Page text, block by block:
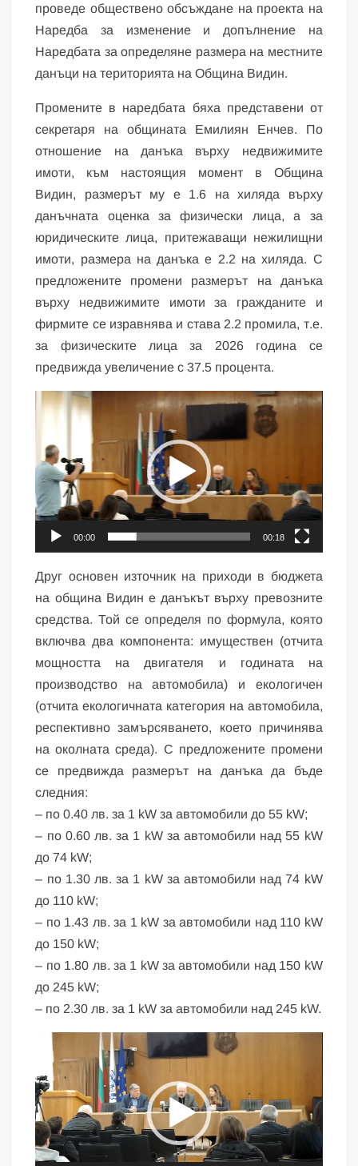
проведе обществено обсъждане на проекта на
Наредба за изменение и допълнение на
Наредбата за определяне размера на местните
данъци на територията на Община Видин.
Промените в наредбата бяха представени от
секретаря на общината Емилиян Енчев. По
отношение на данъка върху недвижимите
имоти, към настоящия момент в Община
Видин, размерът му е 1.6 на хиляда върху
данъчната оценка за физически лица, а за
юридическите лица, притежаващи нежилищни
имоти, размера на данъка е 2.2 на хиляда. С
предложените промени размерът на данъка
върху недвижимите имоти за гражданите и
фирмите се изравнява и става 2.2 промила, т.е.
за физическите лица за 2026 година се
предвижда увеличение с 37.5 процента.
Видео
00:00 00:18
Друг основен източник на приходи в бюджета
на община Видин е данъкът върху превозните
средства. Той се определя по формула, която
включва два компонента: имуществен (отчита
мощността на двигателя и годината на
производство на автомобила) и екологичен
(отчита екологичната категория на автомобила,
респективно замърсяването, което причинява
на околната среда). С предложените промени
се предвижда размерът на данъка да бъде
следния:
– по 0.40 лв. за 1 kW за автомобили до 55 kW;
– по 0.60 лв. за 1 kW за автомобили над 55 kW
до 74 kW;
– по 1.30 лв. за 1 kW за автомобили над 74 kW
до 110 kW;
– по 1.43 лв. за 1 kW за автомобили над 110 kW
до 150 kW;
– по 1.80 лв. за 1 kW за автомобили над 150 kW
до 245 kW;
– по 2.30 лв. за 1 kW за автомобили над 245 kW.
Видео